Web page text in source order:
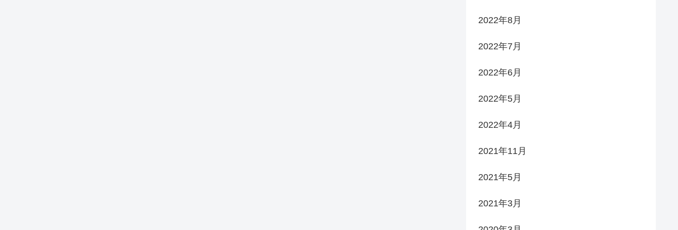
2022年8月
2022年7月
2022年6月
2022年5月
2022年4月
2021年11月
2021年5月
2021年3月